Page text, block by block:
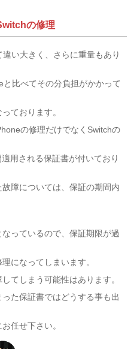
の修理
い大きく、さらに重量もあり
比べてその分負担がかかって
ております。
の修理だけでなくSwitchの
用される保証書が付いており
障については、保証の期間内
っているので、保証期限が過
になってしまいます。
てしまう可能性はあります。
た保証書ではどうする事も出
任せ下さい。